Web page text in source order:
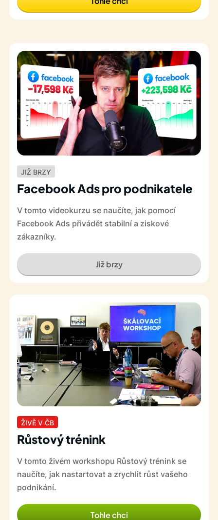
JIŽ BRZY
Facebook Ads pro podnikatele
V tomto videokurzu se naučíte, jak pomocí
Facebook Ads přivádět stabilní a ziskové
zákazníky.
Již brzy
ŽIVĚ V ČB
Růstový trénink
V tomto živém workshopu Růstový trénink se
naučíte, jak nastartovat a zrychlit růst vašeho
podnikání.
Tohle chci